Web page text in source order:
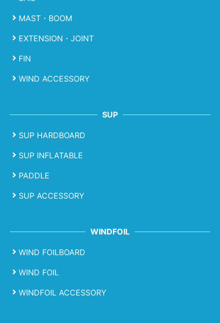
MAST・BOOM
EXTENSION・JOINT
FIN
WIND ACCESSORY
SUP
SUP HARDBOARD
SUP INFLATABLE
PADDLE
SUP ACCESSORY
WINDFOIL
WIND FOILBOARD
WIND FOIL
WINDFOIL ACCESSORY